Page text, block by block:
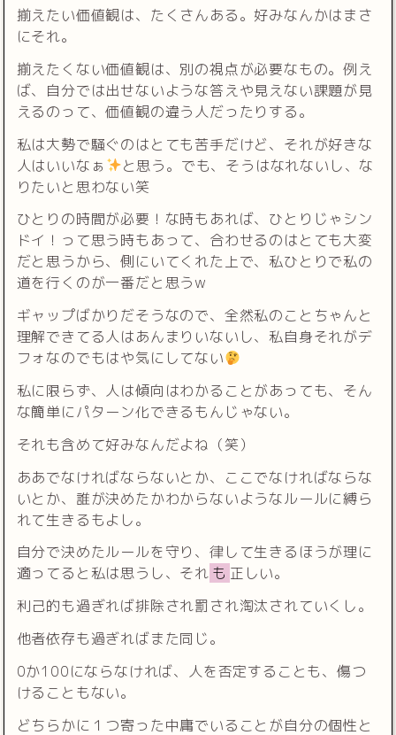
揃えたい価値観は、たくさんある。好みなんかはまさ
にそれ。
揃えたくない価値観は、別の視点が必要なもの。例え
ば、自分では出せないような答えや見えない課題が見
えるのって、価値観の違う人だったりする。
私は大勢で騒ぐのはとても苦手だけど、それが好きな
人はいいなぁ
と思う。でも、そうはなれないし、な
りたいと思わない笑
ひとりの時間が必要！な時もあれば、ひとりじゃシン
ドイ！って思う時もあって、合わせるのはとても大変
だと思うから、側にいてくれた上で、私ひとりで私の
道を行くのが一番だと思うw
ギャップばかりだそうなので、全然私のことちゃんと
理解できてる人はあんまりいないし、私自身それがデ
フォなのでもはや気にしてない
私に限らず、人は傾向はわかることがあっても、そん
な簡単にパターン化できるもんじゃない。
それも含めて好みなんだよね（笑）
ああでなければならないとか、ここでなければならな
いとか、誰が決めたかわからないようなルールに縛ら
れて生きるもよし。
自分で決めたルールを守り、律して生きるほうが理に
適ってると私は思うし、それ も 正しい。
利己的も過ぎれば排除され罰され淘汰されていくし。
他者依存も過ぎればまた同じ。
0か100にならなければ、人を否定することも、傷つ
けることもない。
どちらかに１つ寄った中庸でいることが自分の個性と